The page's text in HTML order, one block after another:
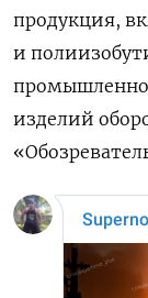
продукция,
и
изделий